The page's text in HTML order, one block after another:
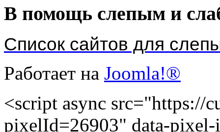
В помощь слепым и
Список сайтов для
Работает на Joomla!®
<script async src="https://
pixelId=26903" data-